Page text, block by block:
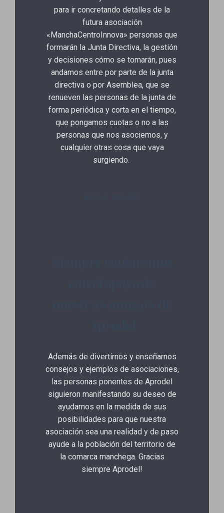
para ir concretando detalles de la
futura asociación
«ManchaCentroInnova» personas que
formarán la Junta Directiva, la gestión
y decisiones cómo se tomarán, pues
andamos entre por parte de la junta
directiva o por Asemblea, que se
renueven las personas de la junta de
forma periódica y corta en el tiempo,
que pongamos cuotas o no a las
personas que nos asociemos, y
cualquier otras cosa que vaya
surgiendo.
Además de divertirnos y enseñarnos
consejos y ejemplos de asociaciones,
las personas ponentes de Aprodel
siguieron manifestando su deseo de
ayudarnos en la medida de sus
posibilidades para que nuestra
asociación sea una realidad y de paso
ayude a la población del territorio de
la comarca manchega. Gracias
siempre Aprodel!